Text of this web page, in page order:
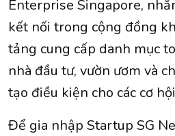
Enterprise Singapore,
kết nối trong cộng đồng
tảng cung cấp danh mục
nhà đầu tư, vườn ươm và
tạo điều kiện cho các cơ
Để gia nhập Startup SG